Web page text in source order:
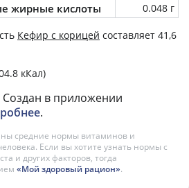
жирные кислоты 0.048 г
Кефир с корицей составляет 41,6
кКал)
в приложении
.
средние нормы витаминов и
Если вы хотите узнать нормы с
и других факторов, тогда
«Мой здоровый рацион».